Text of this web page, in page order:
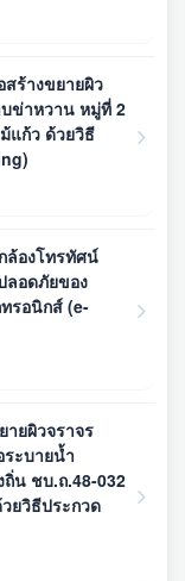
สร้างขยายผิว
ข่าหวาน หมู่ที่ 2
แก้ว ด้วยวิธี
ล้องโทรทัศน์
ลอดภัยของ
รอนิกส์ (e-
ายผิวจราจร
ะบายน้ำ
ถิ่น ชบ.ถ.48-032
ยวิธีประกวด